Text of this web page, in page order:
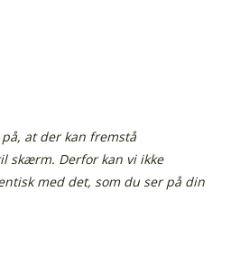
at der kan fremstå
skærm. Derfor kan vi ikke
med det, som du ser på din